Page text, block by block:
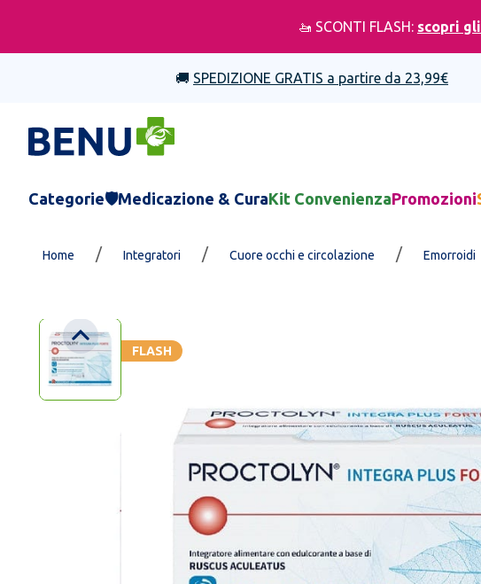
🚤 SCONTI FLASH: scopri
🚚 SPEDIZIONE GRATIS a partire da 23,99€
Categorie🛡️Medicazione & CuraKit ConvenienzaPromozioni
Home / Integratori / Cuore occhi e circolazione / Emorroidi
FLASH